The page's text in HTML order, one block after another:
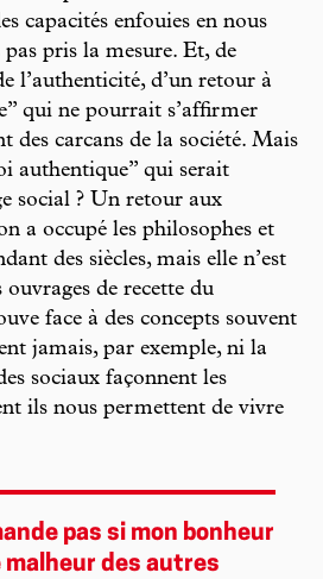
capacités enfouies en nous
pris la mesure. Et, de
l’authenticité, d’un retour à
qui ne pourrait s’affirmer
des carcans de la société. Mais
authentique” qui serait
social ? Un retour aux
a occupé les philosophes et
des siècles, mais elle n’est
ouvrages de recette du
face à des concepts souvent
jamais, par exemple, ni la
sociaux façonnent les
ils nous permettent de vivre
pas si mon bonheur
malheur des autres